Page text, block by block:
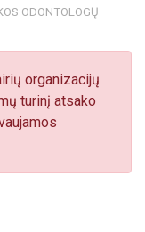
ODONTOLOGŲ
organizacijų
turinį atsako